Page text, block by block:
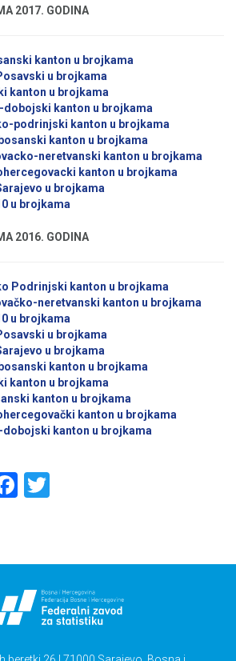
2017. GODINA
kanton u brojkama
u brojkama
kanton u brojkama
dobojski kanton u brojkama
podrinjski kanton u brojkama
kanton u brojkama
neretvanski kanton u brojkama
kanton u brojkama
u brojkama
u brojkama
2016. GODINA
Podrinjski kanton u brojkama
neretvanski kanton u brojkama
u brojkama
u brojkama
u brojkama
kanton u brojkama
kanton u brojkama
kanton u brojkama
kanton u brojkama
kanton u brojkama
Facebook